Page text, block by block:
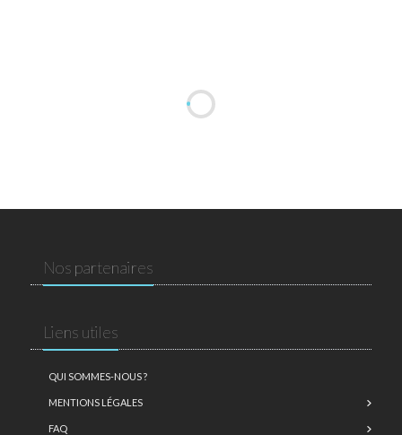
Nos partenaires
Liens utiles
QUI SOMMES-NOUS ?
MENTIONS LÉGALES
FAQ